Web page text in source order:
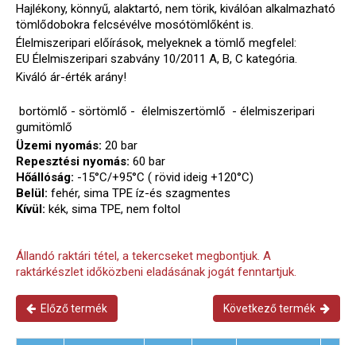
Hajlékony, könnyű, alaktartó, nem törik, kiválóan alkalmazható
tömlődobokra felcsévélve mosótömlőként is.
Élelmiszeripari előírások, melyeknek a tömlő megfelel:
EU Élelmiszeripari szabvány 10/2011 A, B, C kategória.
Kiváló ár-érték arány!
bortömlő - sörtömlő - élelmiszertömlő - élelmiszeripari
gumitömlő
Üzemi nyomás: 20 bar
Repesztési nyomás: 60 bar
Hőállóság: -15°C/+95°C ( rövid ideig +120°C)
Belül: fehér, sima TPE íz-és szagmentes
Kívül: kék, sima TPE, nem foltol
Állandó raktári tétel, a tekercseket megbontjuk. A
raktárkészlet időközbeni eladásának jogát fenntartjuk.
Előző termék Következő termék